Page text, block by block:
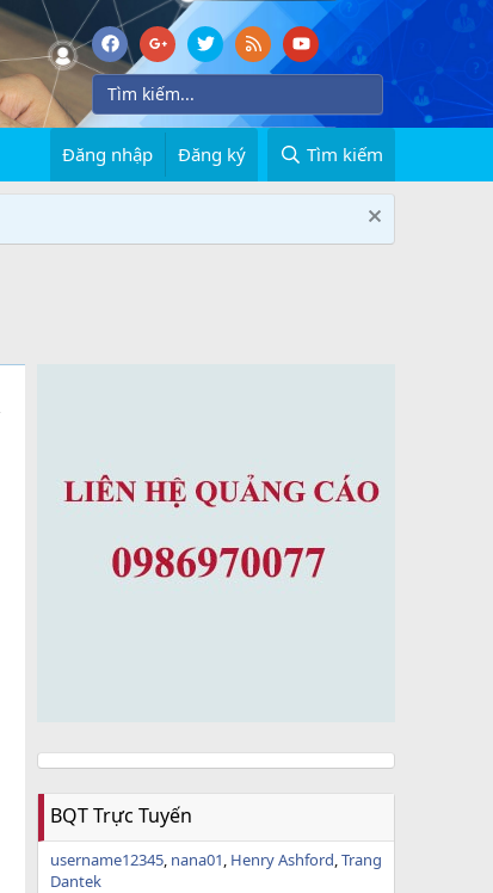
Đăng nhập Đăng ký Tìm kiếm
BQT Trực Tuyến
username12345 nana01 Henry Ashford Trang
Dantek